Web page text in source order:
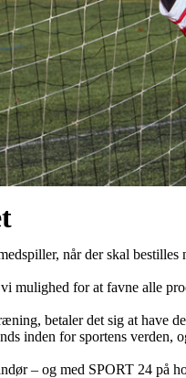
når der skal bestilles
mulighed for at favne alle
betaler det sig at have
inden for sportens
– og med SPORT 24 på